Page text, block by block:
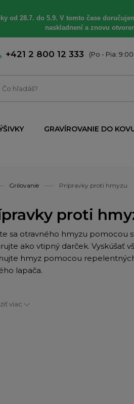
od 28.7. do 5.9. V tomto čase
naskladnení a znovu
+421 2 800 12 333 (Po - Pia:
GRAVÍROVANIE DO
Grilovanie Prípravky proti hmyzu
proti
sa otravného hmyzu pomocou
ako vtipný darček. Vyskúšať
hmyz pomocou
lapača.
viac